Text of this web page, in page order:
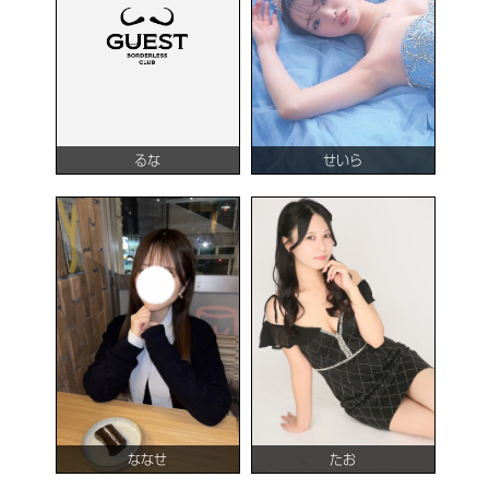
るな せいら
ななせ たお